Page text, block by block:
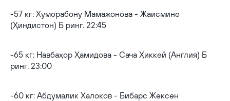
-57 кг: Хуморабону Мамажонова - Жаисмине
(Ҳиндистон) Б ринг. 22:45
-65 кг: Навбаҳор Ҳамидова - Сача Ҳиккей (Англия) Б
ринг. 23:00
-60 кг: Абдумалик Халоков - Бибарс Жексен